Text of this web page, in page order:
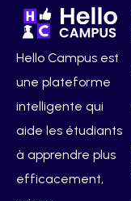
Hello Campus est
une plateforme
intelligente qui
aide les étudiants
à apprendre plus
efficacement,